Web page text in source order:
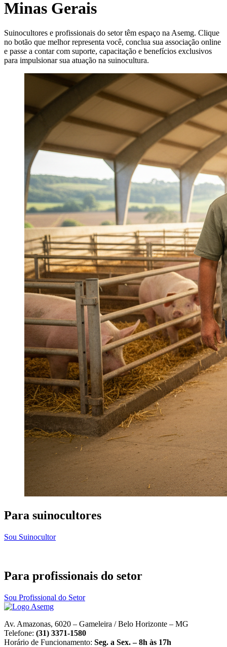
Minas Gerais
Suinocultores e profissionais do setor têm espaço na Asemg. Clique
no botão que melhor representa você, conclua sua associação online
e passe a contar com suporte, capacitação e benefícios exclusivos
para impulsionar sua atuação na suinocultura.
Para suinocultores
Sou Suinocultor
Para profissionais do setor
Sou Profissional do Setor
Av. Amazonas, 6020 – Gameleira / Belo Horizonte – MG
Telefone: (31) 3371-1580
Horário de Funcionamento: Seg. a Sex. – 8h às 17h